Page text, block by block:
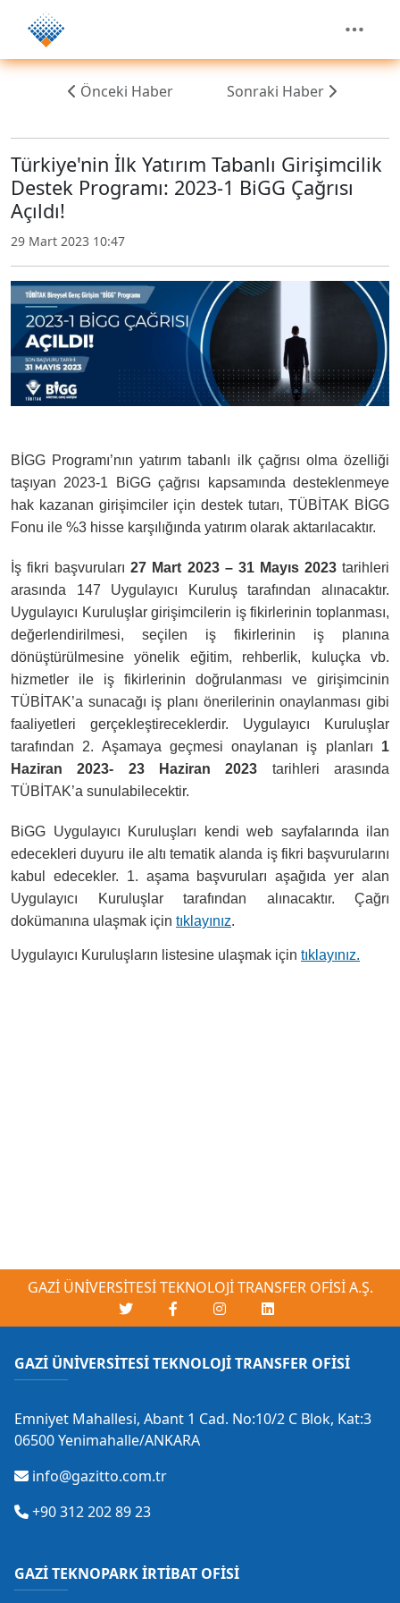
Önceki Haber Sonraki Haber
Türkiye'nin İlk Yatırım Tabanlı Girişimcilik
Destek Programı: 2023-1 BiGG Çağrısı
Açıldı!
29 Mart 2023 10:47
BİGG Programı’nın yatırım tabanlı ilk çağrısı olma özelliği
taşıyan 2023-1 BiGG çağrısı kapsamında desteklenmeye
hak kazanan girişimciler için destek tutarı, TÜBİTAK BİGG
Fonu ile %3 hisse karşılığında yatırım olarak aktarılacaktır.
İş fikri başvuruları27 Mart 2023 – 31 Mayıs 2023tarihleri
arasında 147 Uygulayıcı Kuruluş tarafından alınacaktır.
Uygulayıcı Kuruluşlar girişimcilerin iş fikirlerinin toplanması,
değerlendirilmesi, seçilen iş fikirlerinin iş planına
dönüştürülmesine yönelik eğitim, rehberlik, kuluçka vb.
hizmetler ile iş fikirlerinin doğrulanması ve girişimcinin
TÜBİTAK’a sunacağı iş planı önerilerinin onaylanması gibi
faaliyetleri gerçekleştireceklerdir. Uygulayıcı Kuruluşlar
tarafından 2. Aşamaya geçmesi onaylanan iş planları 1
Haziran 2023- 23 Haziran 2023 tarihleri arasında
TÜBİTAK’a sunulabilecektir.
BiGG Uygulayıcı Kuruluşları kendi web sayfalarında ilan
edecekleri duyuru ile altı tematik alanda iş fikri başvurularını
kabul edecekler. 1. aşama başvuruları aşağıda yer alan
Uygulayıcı Kuruluşlar tarafından alınacaktır. Çağrı
dokümanına ulaşmak için tıklayınız.
Uygulayıcı Kuruluşların listesine ulaşmak için tıklayınız.
GAZİ ÜNİVERSİTESİ TEKNOLOJİ TRANSFER OFİSİ A.Ş.
GAZİ ÜNİVERSİTESİ TEKNOLOJİ TRANSFER OFİSİ
Emniyet Mahallesi, Abant 1 Cad. No:10/2 C Blok, Kat:3
06500 Yenimahalle/ANKARA
info@gazitto.com.tr
+90 312 202 89 23
GAZİ TEKNOPARK İRTİBAT OFİSİ